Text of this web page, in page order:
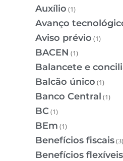
Auxílio (1)
Avanço
Aviso prévio (1)
BACEN (1)
Balancete e
Balcão único (1)
Banco Central (1)
BC(1)
BEm (1)
Benefícios fiscais(3)
Benefícios flexíveis